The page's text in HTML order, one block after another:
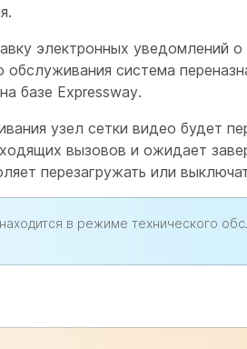
электронных уведомлений о
система
базе Expressway.
узел сетки видео будет
вызовов и ожидает
перезагружать или
в режиме технического